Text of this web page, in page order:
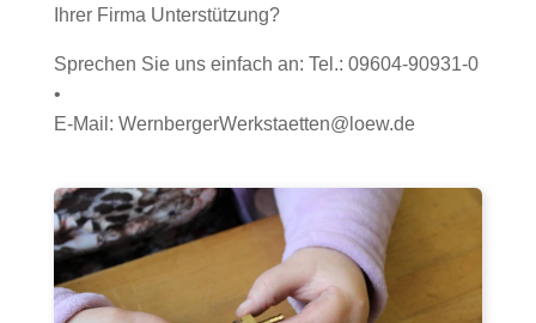
Ihrer Firma Unterstützung?
Sprechen Sie uns einfach an: Tel.: 09604-90931-0
•
E-Mail: WernbergerWerkstaetten@loew.de